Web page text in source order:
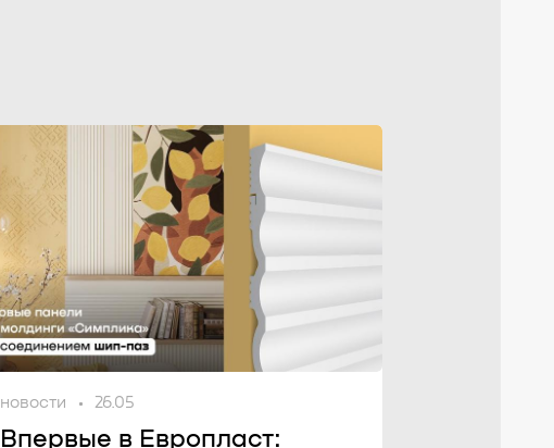
новости 26.05
Впервые в Европласт: